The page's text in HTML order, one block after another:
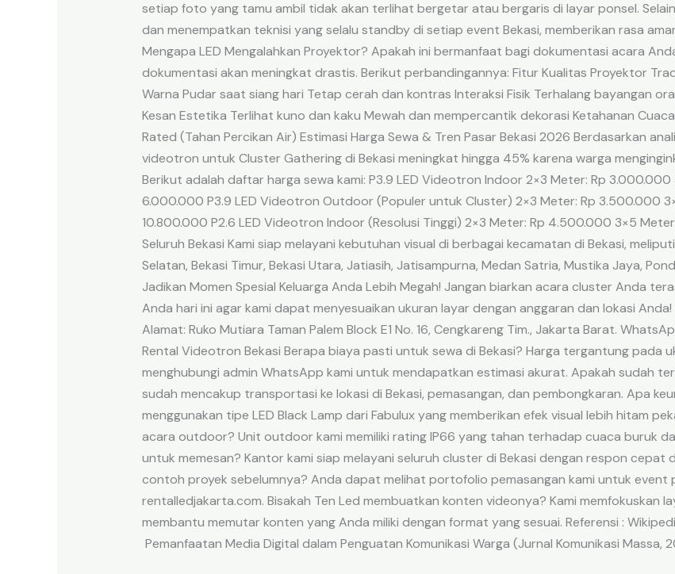
setiap foto yang tamu ambil tidak akan terlihat bergetar atau bergaris di layar ponsel.
dan menempatkan teknisi yang selalu standby di setiap event Bekasi, memberikan rasa
Mengapa LED Mengalahkan Proyektor? Apakah ini bermanfaat bagi dokumentasi acara
dokumentasi akan meningkat drastis. Berikut perbandingannya: Fitur Kualitas Proyektor
Warna Pudar saat siang hari Tetap cerah dan kontras Interaksi Fisik Terhalang bayangan
Kesan Estetika Terlihat kuno dan kaku Mewah dan mempercantik dekorasi Ketahanan
Rated (Tahan Percikan Air) Estimasi Harga Sewa & Tren Pasar Bekasi 2026 Berdasarkan
videotron untuk Cluster Gathering di Bekasi meningkat hingga 45% karena warga
Berikut adalah daftar harga sewa kami: P3.9 LED Videotron Indoor 2×3 Meter: Rp
6.000.000 P3.9 LED Videotron Outdoor (Populer untuk Cluster) 2×3 Meter: Rp 3.500.000
10.800.000 P2.6 LED Videotron Indoor (Resolusi Tinggi) 2×3 Meter: Rp 4.500.000 3×5
Seluruh Bekasi Kami siap melayani kebutuhan visual di berbagai kecamatan di Bekasi,
Selatan, Bekasi Timur, Bekasi Utara, Jatiasih, Jatisampurna, Medan Satria, Mustika Jaya,
Jadikan Momen Spesial Keluarga Anda Lebih Megah! Jangan biarkan acara cluster Anda
Anda hari ini agar kami dapat menyesuaikan ukuran layar dengan anggaran dan lokasi
Alamat: Ruko Mutiara Taman Palem Block E1 No. 16, Cengkareng Tim., Jakarta Barat.
Rental Videotron Bekasi Berapa biaya pasti untuk sewa di Bekasi? Harga tergantung pada
menghubungi admin WhatsApp kami untuk mendapatkan estimasi akurat. Apakah sudah
sudah mencakup transportasi ke lokasi di Bekasi, pemasangan, dan pembongkaran. Apa
menggunakan tipe LED Black Lamp dari Fabulux yang memberikan efek visual lebih hitam
acara outdoor? Unit outdoor kami memiliki rating IP66 yang tahan terhadap cuaca buruk
untuk memesan? Kantor kami siap melayani seluruh cluster di Bekasi dengan respon cepat
contoh proyek sebelumnya? Anda dapat melihat portofolio pemasangan kami untuk event
rentalledjakarta.com. Bisakah Ten Led membuatkan konten videonya? Kami memfokuskan
membantu memutar konten yang Anda miliki dengan format yang sesuai. Referensi :
Pemanfaatan Media Digital dalam Penguatan Komunikasi Warga (Jurnal Komunikasi Massa,